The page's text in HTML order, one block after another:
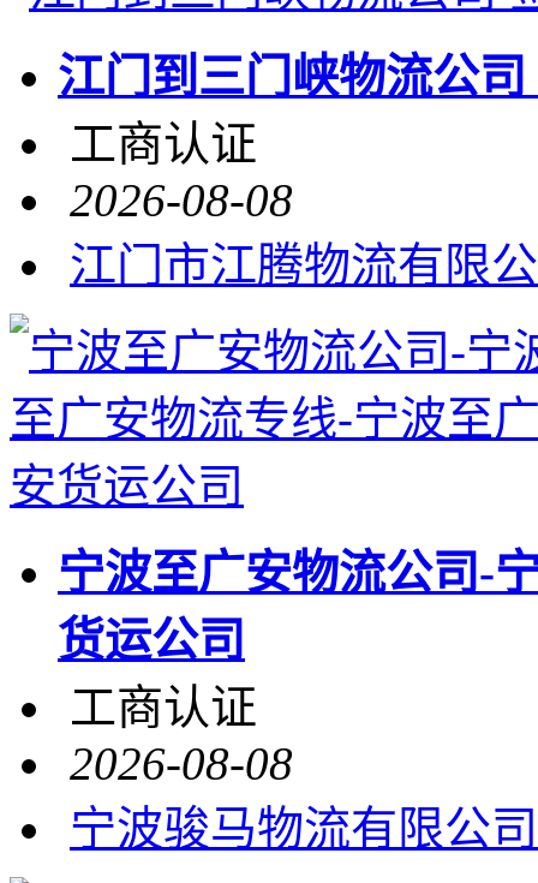
江门到三门峡物流公
工商认证
2026-08-08
江门市江腾物流有限
宁波至广安物流公司-
货运公司
工商认证
2026-08-08
宁波骏马物流有限公司